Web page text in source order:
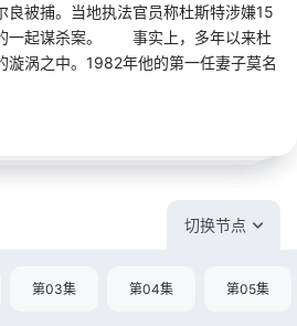
良被捕。当地执法官员称杜斯特涉嫌15
一起谋杀案。 事实上，多年以来杜
漩涡之中。1982年他的第一任妻子莫名
切换节点
第03集 第04集 第05集